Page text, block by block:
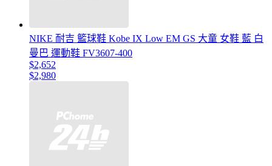
NIKE 耐吉 籃球鞋 Kobe IX Low EM GS 大童 女鞋 藍 白
曼巴 運動鞋 FV3607-400
$2,652
$2,980